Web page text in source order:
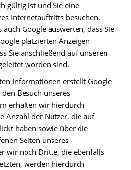
gültig ist und Sie eine
Internetauftritts besuchen,
Google auswerten, dass Sie
platzierten Anzeigen
Sie anschließend auf unseren
worden sind.
Informationen erstellt Google
Besuch unseres
erhalten wir hierdurch
Anzahl der Nutzer, die auf
haben sowie über die
Seiten unseres
wir noch Dritte, die ebenfalls
werden hierdurch